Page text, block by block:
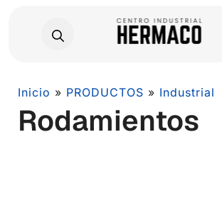
Skip
content
Inicio » PRODUCTOS » Industrial
Rodamientos